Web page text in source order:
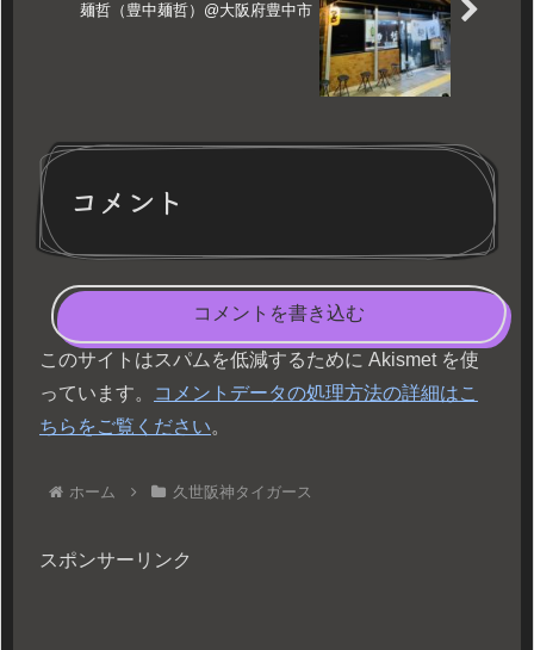
麺哲（豊中麺哲）@大阪府豊中市
コメント
コメントを書き込む
このサイトはスパムを低減するために Akismet を使
っています。
コメントデータの処理方法の詳細はこ
ちらをご覧ください。
ホーム 久世阪神タイガース
スポンサーリンク